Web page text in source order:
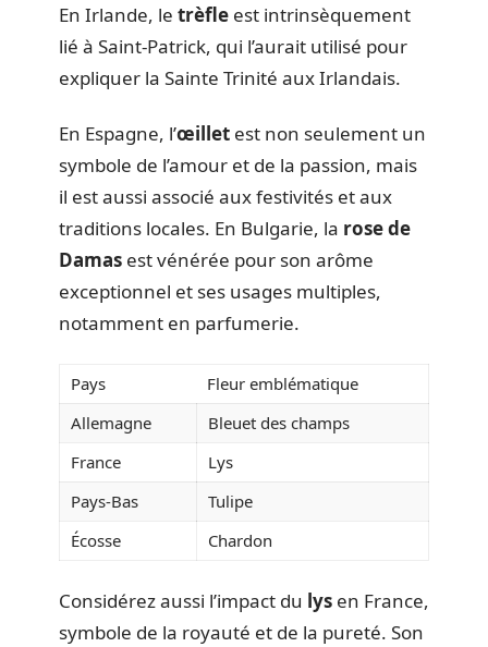
En Irlande, le trèfle est intrinsèquement
lié à Saint-Patrick, qui l’aurait utilisé pour
expliquer la Sainte Trinité aux Irlandais.
En Espagne, l’œillet est non seulement un
symbole de l’amour et de la passion, mais
il est aussi associé aux festivités et aux
traditions locales. En Bulgarie, la rose de
Damas est vénérée pour son arôme
exceptionnel et ses usages multiples,
notamment en parfumerie.
Pays
Fleur emblématique
Allemagne
Bleuet des champs
France
Lys
Pays-Bas
Tulipe
Écosse
Chardon
Considérez aussi l’impact du lys en France,
symbole de la royauté et de la pureté. Son